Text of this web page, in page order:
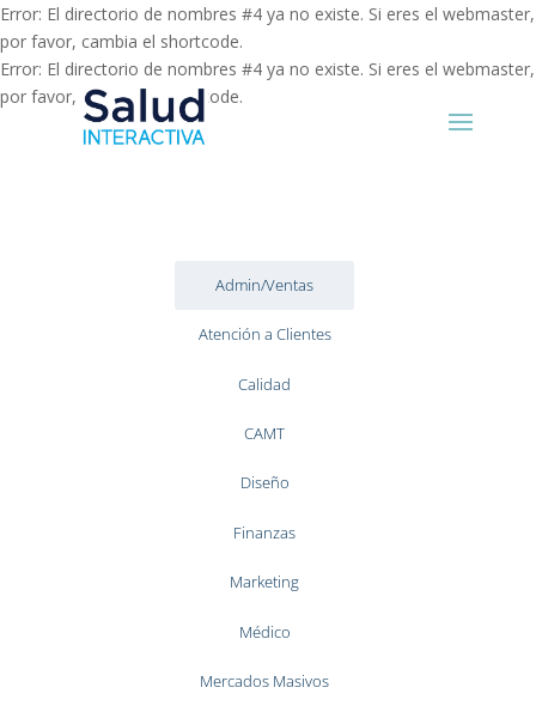
Error: El directorio de nombres #4 ya no existe. Si eres el webmaster,
por favor, cambia el shortcode.
Error: El directorio de nombres #4 ya no existe. Si eres el webmaster,
por favor, cambia el shortcode.
Admin/Ventas
Atención a Clientes
Calidad
CAMT
Diseño
Finanzas
Marketing
Médico
Mercados Masivos